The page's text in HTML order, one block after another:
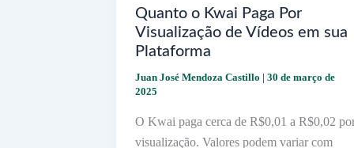
Quanto o Kwai Paga Por
Visualização de Vídeos em sua
Plataforma
Juan José Mendoza Castillo | 30 de março de
2025
O Kwai paga cerca de R$0,01 a R$0,02
visualização. Valores podem variar com